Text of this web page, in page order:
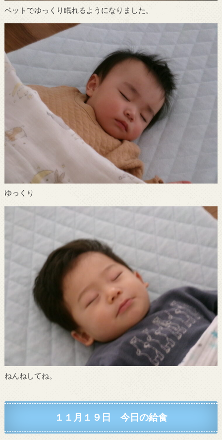
ベットでゆっくり眠れるようになりました。
ゆっくり
ねんねしてね。
１１月１９日 今日の給食